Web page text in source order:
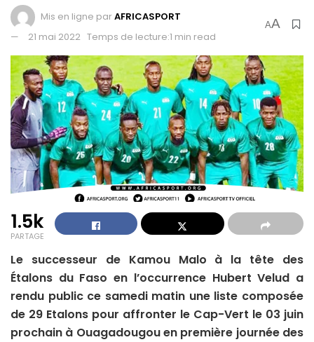
Mis en ligne parAFRICASPORT
21 mai 2022 Temps de lecture:1 min read
AA
1.5k
PARTAGE
Le successeur de Kamou Malo à la tête des
Étalons du Faso en l’occurrence Hubert Velud a
rendu public ce samedi matin une liste composée
de 29 Etalons pour affronter le Cap-Vert le 03 juin
prochain à Ouagadougou en première journée des